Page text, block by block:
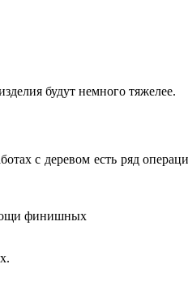
будут немного тяжелее.
с деревом есть ряд
финишных